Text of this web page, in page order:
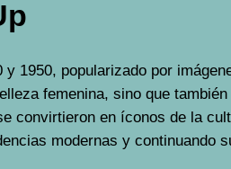
1950, popularizado por
femenina, sino que
convirtieron en íconos de la
modernas y